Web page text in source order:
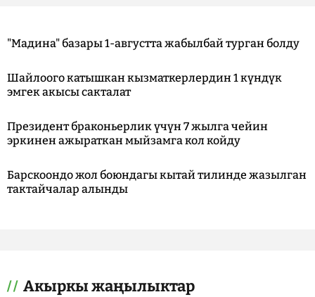
"Мадина" базары 1-августта жабылбай турган болду
Шайлоого катышкан кызматкерлердин 1 күндүк
эмгек акысы сакталат
Президент браконьерлик үчүн 7 жылга чейин
эркинен ажыраткан мыйзамга кол койду
Барскоондо жол боюндагы кытай тилинде жазылган
тактайчалар алынды
Акыркы жаңылыктар